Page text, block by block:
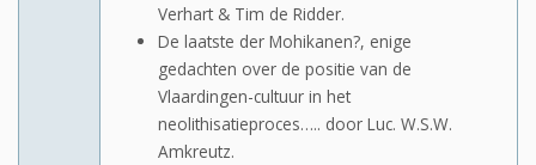
Verhart & Tim de Ridder.
De laatste der Mohikanen?, enige
gedachten over de positie van de
Vlaardingen-cultuur in het
neolithisatieproces….. door Luc. W.S.W.
Amkreutz.